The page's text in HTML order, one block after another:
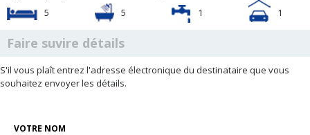
5 5 1 1
Faire suvire détails
S'il vous plaît entrez l'adresse électronique du destinataire que vous
souhaitez envoyer les détails.
VOTRE NOM